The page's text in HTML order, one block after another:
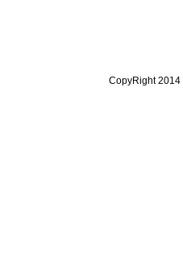
CopyRight 2014